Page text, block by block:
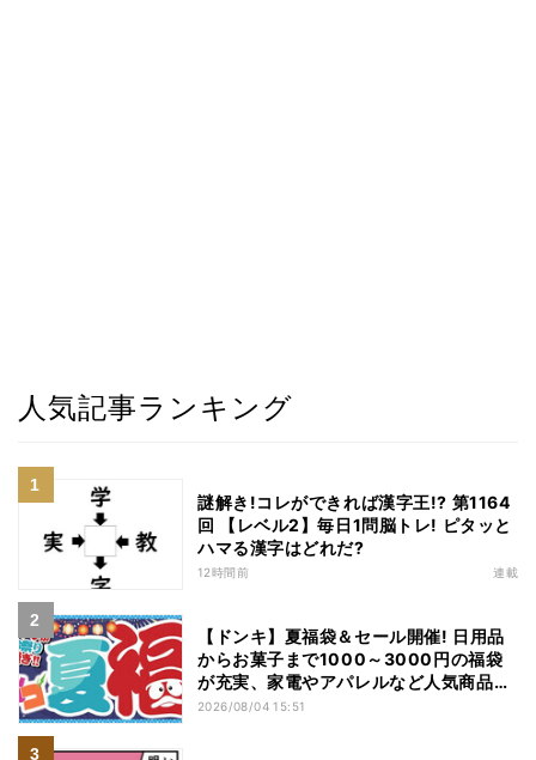
人気記事ランキング
謎解き!コレができれば漢字王!? 第1164
回 【レベル2】毎日1問脳トレ! ピタッと
ハマる漢字はどれだ?
12時間前 連載
【ドンキ】夏福袋＆セール開催! 日用品
からお菓子まで1000～3000円の福袋
が充実、家電やアパレルなど人気商品も
特価
2026/08/04 15:51